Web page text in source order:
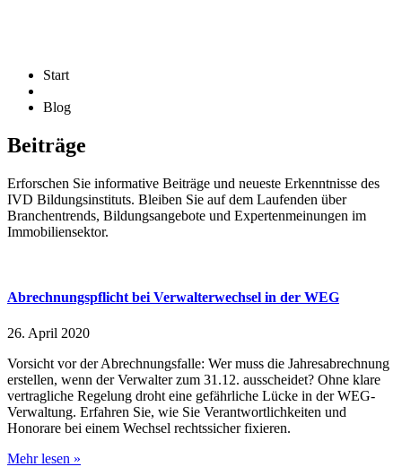
Start
Blog
Beiträge
Erforschen Sie informative Beiträge und neueste Erkenntnisse des
IVD Bildungsinstituts. Bleiben Sie auf dem Laufenden über
Branchentrends, Bildungsangebote und Expertenmeinungen im
Immobiliensektor.
Abrechnungspflicht bei Verwalterwechsel in der WEG
26. April 2020
Vorsicht vor der Abrechnungsfalle: Wer muss die Jahresabrechnung
erstellen, wenn der Verwalter zum 31.12. ausscheidet? Ohne klare
vertragliche Regelung droht eine gefährliche Lücke in der WEG-
Verwaltung. Erfahren Sie, wie Sie Verantwortlichkeiten und
Honorare bei einem Wechsel rechtssicher fixieren.
Mehr lesen »